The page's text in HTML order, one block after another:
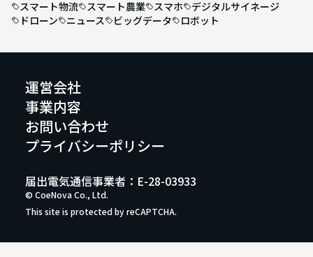
スマート物流
スマート農業 スマホ
デジタルサイネージ
ドローン
ニュース ビッグデータ ロボット
運営会社
事業内容
お問い合わせ
プライバシーポリシー
© CoeNova Co., Ltd.
This site is protected by reCAPTCHA.
届出電気通信事業者：E-28-03933